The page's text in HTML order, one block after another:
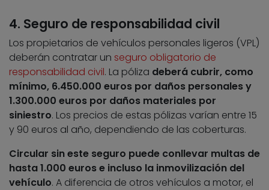
4. Seguro de responsabilidad civil
Los propietarios de vehículos personales ligeros (VPL)
deberán contratar un seguro obligatorio de
responsabilidad civil. La póliza deberá cubrir, como
mínimo, 6.450.000 euros por daños personales y
1.300.000 euros por daños materiales por
siniestro. Los precios de estas pólizas varían entre 15
y 90 euros al año, dependiendo de las coberturas.
Circular sin este seguro puede conllevar multas de
hasta 1.000 euros e incluso la inmovilización del
vehículo. A diferencia de otros vehículos a motor, el